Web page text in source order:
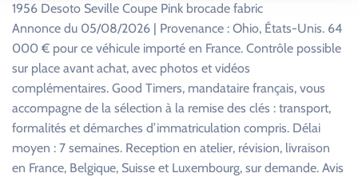
1956 Desoto Seville Coupe Pink brocade fabric
Annonce du 05/08/2026 | Provenance : Ohio, États-Unis. 64
000 € pour ce véhicule importé en France. Contrôle possible
sur place avant achat, avec photos et vidéos
complémentaires. Good Timers, mandataire français, vous
accompagne de la sélection à la remise des clés : transport,
formalités et démarches d’immatriculation compris. Délai
moyen : 7 semaines. Reception en atelier, révision, livraison
en France, Belgique, Suisse et Luxembourg, sur demande. Avis